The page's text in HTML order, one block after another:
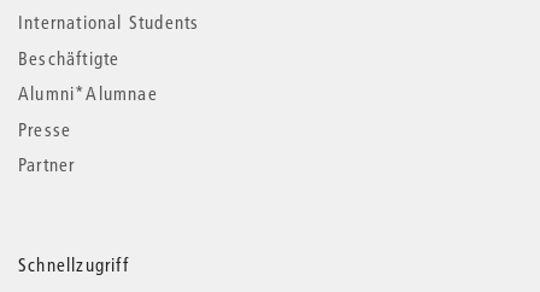
International Students
Beschäftigte
Alumni*Alumnae
Presse
Partner
Schnellzugriff